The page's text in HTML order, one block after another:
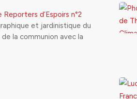
Reporters d’Espoirs n°2
et jardinistique du
la communion avec la